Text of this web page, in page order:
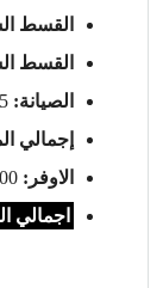
القسط
القسط
الصيانة:
إجمالي
الاوفر:
اجمالي